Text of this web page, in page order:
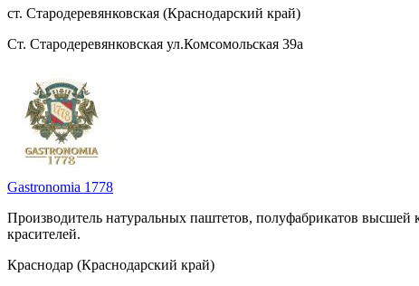
ст. Стародеревянковская (Краснодарский край)
Ст. Стародеревянковская ул.Комсомольская 39а
Gastronomia 1778
Производитель натуральных паштетов, полуфабрикатов высшей
красителей.
Краснодар (Краснодарский край)